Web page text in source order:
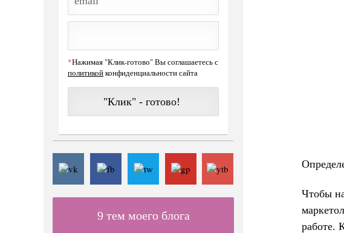
Нажимая "Клик-готово" Вы соглашаетесь с
политикойконфиденциальности сайта
9 тем моего блога
Чтобы
работе.